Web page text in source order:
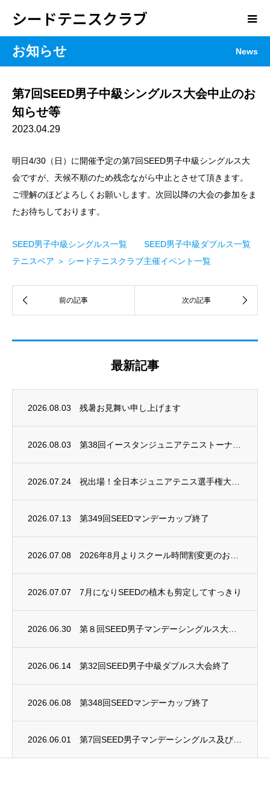
シードテニスクラブ
お知らせ News
第7回SEED男子中級シングルス大会中止のお
知らせ等
2023.04.29
明日4/30（日）に開催予定の第7回SEED男子中級シングルス大
会ですが、天候不順のため残念ながら中止とさせて頂きます。
ご理解のほどよろしくお願いします。次回以降の大会の参加をま
たお待ちしております。
SEED男子中級シングルス一覧
SEED男子中級ダブルス一覧
テニスベア ＞ シードテニスクラブ主催イベント一覧
最新記事
2026.08.03 残暑お見舞い申し上げます
2026.08.03
2026.07.24
2026.07.13 第349回SEEDマンデーカップ終了
2026.07.08
2026.07.07 7月になりSEEDの植木も剪定してすっきり
2026.06.30
2026.06.14 第32回SEED男子中級ダブルス大会終了
2026.06.08 第348回SEEDマンデーカップ終了
2026.06.01